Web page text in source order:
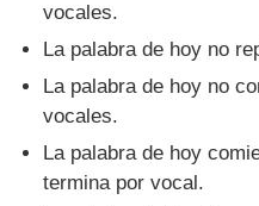
vocales.
La palabra de hoy no
La palabra de hoy no
vocales.
La palabra de hoy
termina por vocal.